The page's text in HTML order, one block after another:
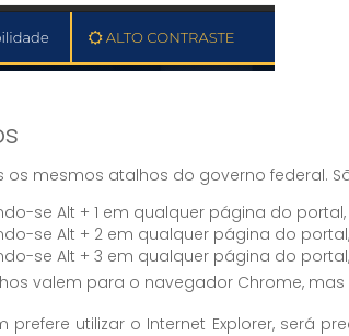
os mesmos atalhos do governo federal.
se Alt + 1 em qualquer página do
se Alt + 2 em qualquer página do
se Alt + 3 em qualquer página do
valem para o navegador Chrome,
prefere utilizar o Internet Explorer, será